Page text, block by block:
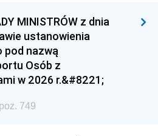
MINISTRÓW z dnia
ustanowienia
pod nazwą
Osób z
w 2026 r.&#8221;
749